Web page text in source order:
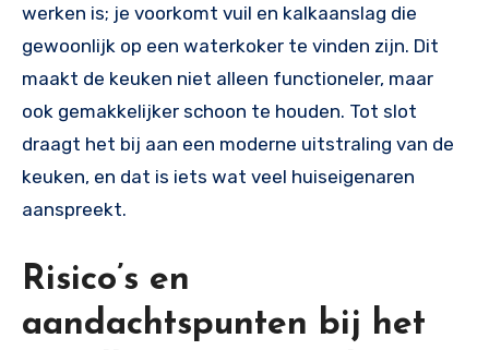
werken is; je voorkomt vuil en kalkaanslag die
gewoonlijk op een waterkoker te vinden zijn. Dit
maakt de keuken niet alleen functioneler, maar
ook gemakkelijker schoon te houden. Tot slot
draagt het bij aan een moderne uitstraling van de
keuken, en dat is iets wat veel huiseigenaren
aanspreekt.
Risico’s en
aandachtspunten bij het